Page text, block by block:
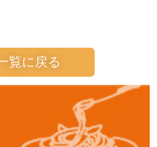
一覧に戻る